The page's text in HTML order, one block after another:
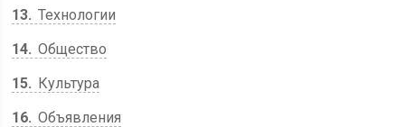
13 Технологии
14 Общество
15
Культура
16 Объявления